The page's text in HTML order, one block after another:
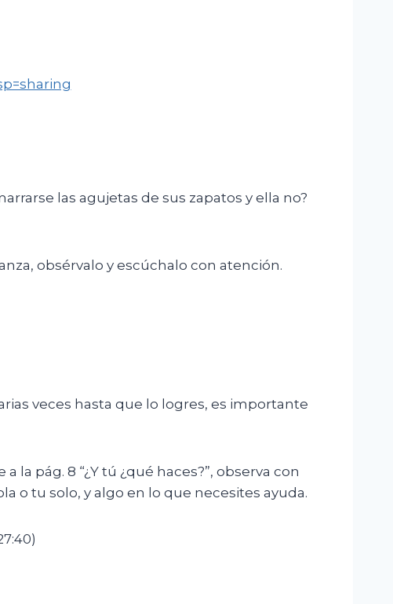
las agujetas de sus zapatos y ella no?
obsérvalo y escúchalo con atención.
veces hasta que lo logres, es importante
la pág. 8 “¿Y tú ¿qué haces?”, observa con
o tu solo, y algo en lo que necesites ayuda.